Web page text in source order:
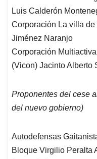
Luis Calderón
Corporación La villa
Jiménez Naranjo
Corporación
(Vicon) Jacinto Alberto
Proponentes del cese
del nuevo gobierno)
Autodefensas
Bloque Virgilio Peralta